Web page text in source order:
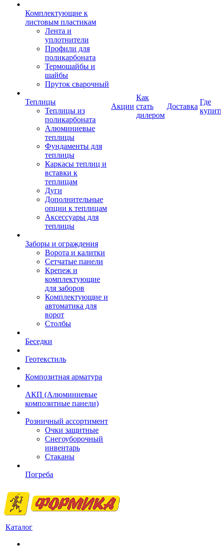
Комплектующие к
листовым пластикам
Лента и
уплотнители
Профили для
поликарбоната
Термошайбы и
шайбы
Пруток сварочный
Теплицы
Теплицы из
поликарбоната
Алюминиевые
теплицы
Фундаменты для
теплицы
Каркасы теплиц и
вставки к
теплицам
Дуги
Дополнительные
опции к теплицам
Аксессуары для
теплицы
Заборы и ограждения
Ворота и калитки
Сетчатые панели
Крепеж и
комплектующие
для заборов
Комплектующие и
автоматика для
ворот
Столбы
Беседки
Геотекстиль
Композитная арматура
АКП (Алюминиевые
композитные панели)
Розничный ассортимент
Очки защитные
Снегоуборочный
инвентарь
Стаканы
Погреба
Акции
Как
стать
дилером
Доставка
Где
Каталог